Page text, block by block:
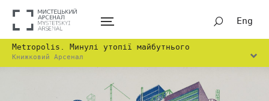
Eng
Metropolis. Минулі утопії майбутнього
Книжковий Арсенал